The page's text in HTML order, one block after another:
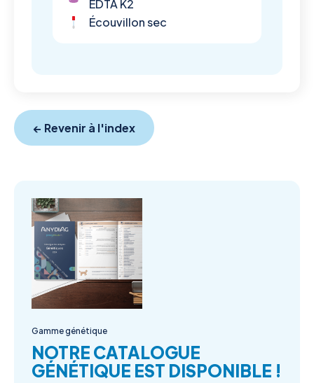
EDTA K2
Écouvillon sec
← Revenir à l'index
Gamme génétique
NOTRE CATALOGUE
GÉNÉTIQUE EST DISPONIBLE !